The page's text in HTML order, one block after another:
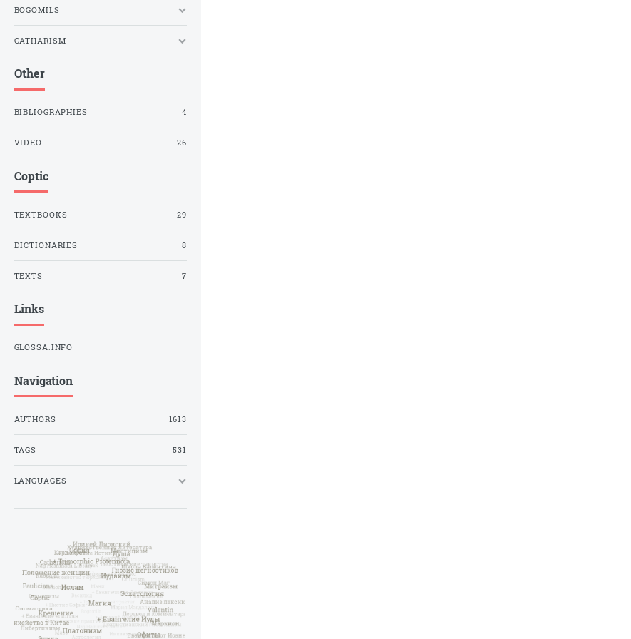
BOGOMILS
CATHARISM
Other
BIBLIOGRAPHIES 4
VIDEO 26
Coptic
TEXTBOOKS 29
DICTIONARIES 8
TEXTS 7
Links
GLOSSA.INFO
Navigation
AUTHORS 1613
TAGS 531
LANGUAGES